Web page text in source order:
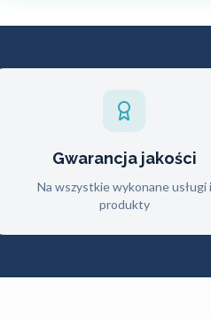
Gwarancja jakości
Na wszystkie wykonane usługi i
produkty